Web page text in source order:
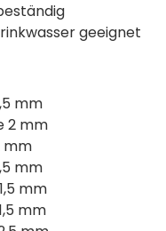
geeignet
mm
2 mm
mm
mm
mm
mm